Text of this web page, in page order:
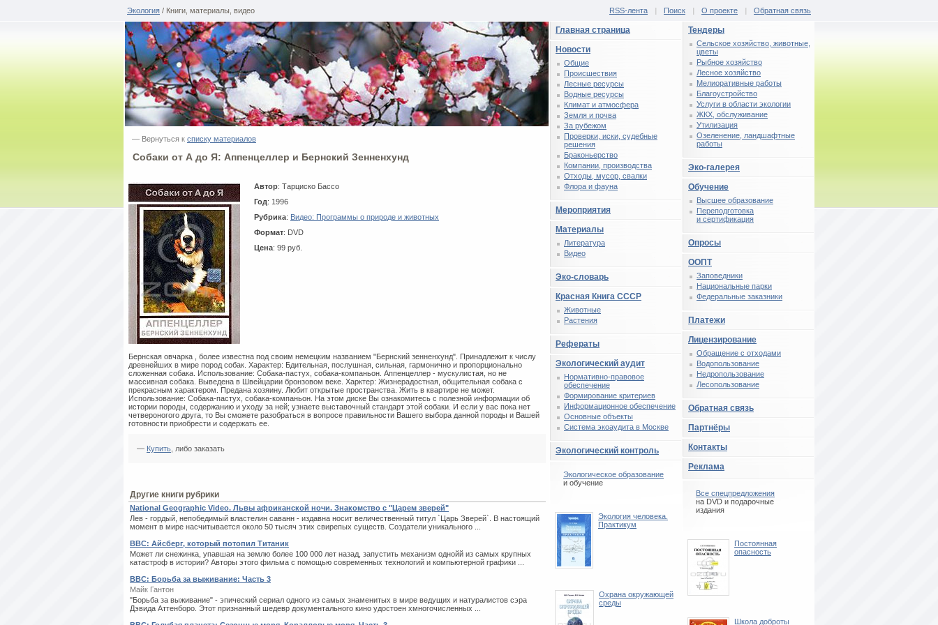
Экология / Книги, материалы, видео RSS-лента | Поиск | О проекте | Обратная связь
— Вернуться к списку материалов
Собаки от А до Я: Аппенцеллер и Бернский Зенненхунд
Автор: Тарциско Бассо
Год: 1996
Рубрика: Видео: Программы о природе и животных
Формат: DVD
Цена: 99 руб.
Бернская овчарка , более известна под своим немецким названием "Бернский зенненхунд". Принадлежит к числу
древнейших в мире пород собак. Характер: Бдительная, послушная, сильная, гармонично и пропорционально
сложенная собака. Использование: Собака-пастух, собака-компаньон. Аппенцеллер - мускулистая, но не
массивная собака. Выведена в Швейцарии бронзовом веке. Харктер: Жизнерадостная, общительная собака с
прекрасным характером. Предана хозяину. Любит открытые пространства. Жить в квартире не может.
Использование: Собака-пастух, собака-компаньон. На этом диске Вы ознакомитесь с полезной информации об
истории породы, содержанию и уходу за ней; узнаете выставочный стандарт этой собаки. И если у вас пока нет
четвероногого друга, то Вы сможете разобраться в вопросе правильности Вашего выбора данной породы и Вашей
готовности приобрести и содержать ее.
— Купить , либо заказать
Другие книги рубрики
National Geographic Video. Львы африканской ночи. Знакомство с "Царем зверей"
Лев - гордый, непобедимый властелин саванн - издавна носит величественный титул `Царь Зверей`. В настоящий
момент в мире насчитывается около 50 тысяч этих свирепых существ. Создатели уникального ...
BBC: Айсберг, который потопил Титаник
Может ли снежинка, упавшая на землю более 100 000 лет назад, запустить механизм однойй из самых крупных
катастроф в истории? Авторы этого фильма с помощью современных технологий и компьютерной графики ...
ВВС: Борьба за выживание: Часть 3
Майк Гантон
"Борьба за выживание" - эпический сериал одного из самых знаменитых в мире ведущих и натуралистов сэра
Дэвида Аттенборо. Этот признанный шедевр документального кино удостоен хмногочисленных ...
Тендеры
Сельское хозяйство, животные,
цветы
Рыбное хозяйство
Лесное хозяйство
Мелиоративные работы
Благоустройство
Услуги в области экологии
ЖКХ, обслуживание
Утилизация
Озеленение, ландшафтные
работы
Эко-галерея
Обучение
Высшее образование
Переподготовка
и сертификация
Опросы
ООПТ
Заповедники
Национальные парки
Федеральные заказники
Платежи
Лицензирование
Обращение с отходами
Водопользование
Недропользование
Лесопользование
Обратная связь
Партнёры
Контакты
Реклама
Все спецпредложения
на DVD и подарочные
издания
Постоянная
опасность
Школа доброты
Главная страница
Новости
Общие
Происшествия
Лесные ресурсы
Водные ресурсы
Климат и атмосфера
Земля и почва
За рубежом
Проверки, иски, судебные
решения
Браконьерство
Компании, производства
Отходы, мусор, свалки
Флора и фауна
Мероприятия
Материалы
Литература
Видео
Эко-словарь
Красная Книга СССР
Животные
Растения
Рефераты
Экологический аудит
Нормативно-правовое
обеспечение
Формирование критериев
Информационное обеспечение
Основные объекты
Система экоаудита в Москве
Экологический контроль
Экологическое образование
и обучение
Экология человека.
Практикум
Охрана окружающей
среды